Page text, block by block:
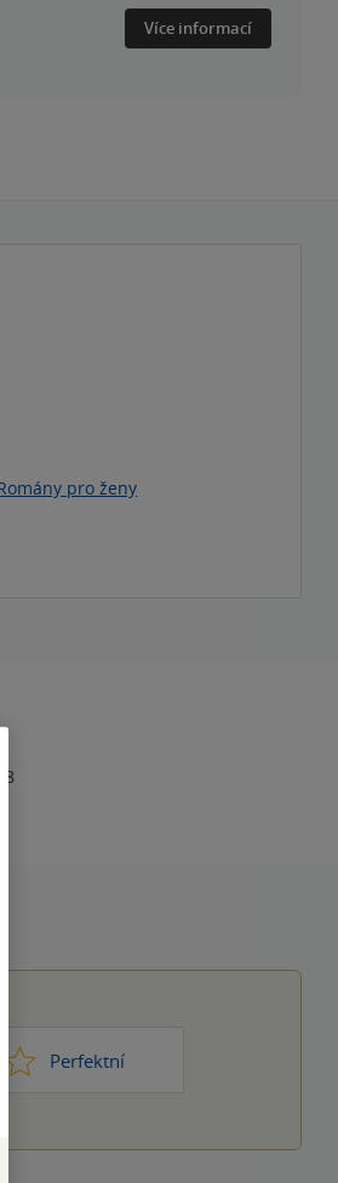
Více informací
pro ženy
8
Perfektní